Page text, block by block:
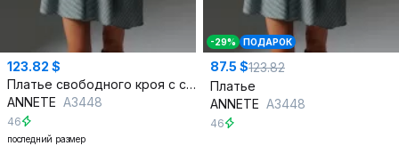
123.82 $
Платье свободного кроя с съёмным воротником из текстиля
ANNETE A3448
46
последний размер
-29% ПОДАРОК
87.5 $123.82
Платье
ANNETE A3448
46